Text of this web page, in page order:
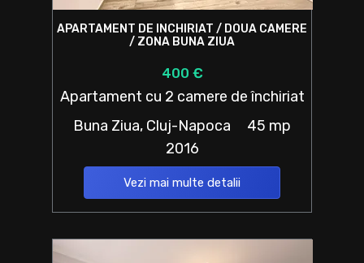
APARTAMENT DE INCHIRIAT / DOUA CAMERE
/ ZONA BUNA ZIUA
400 €
Apartament cu 2 camere de închiriat
Buna Ziua, Cluj-Napoca
45 mp
2016
Vezi mai multe detalii